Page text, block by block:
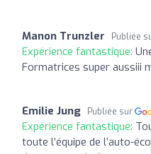
Manon Trunzler Publiée
Expérience fantastique:
Formatrices super aussiii
Emilie Jung Publiée sur
Expérience fantastique:
toute l’équipe de l’auto-